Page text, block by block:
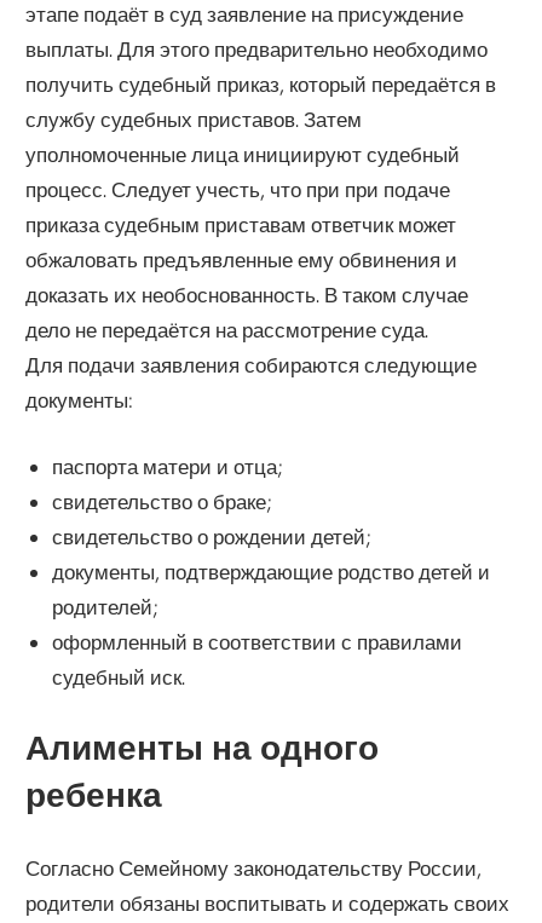
этапе подаёт в суд заявление на присуждение
выплаты. Для этого предварительно необходимо
получить судебный приказ, который передаётся в
службу судебных приставов. Затем
уполномоченные лица инициируют судебный
процесс. Следует учесть, что при при подаче
приказа судебным приставам ответчик может
обжаловать предъявленные ему обвинения и
доказать их необоснованность. В таком случае
дело не передаётся на рассмотрение суда.
Для подачи заявления собираются следующие
документы:
паспорта матери и отца;
свидетельство о браке;
свидетельство о рождении детей;
документы, подтверждающие родство детей и
родителей;
оформленный в соответствии с правилами
судебный иск.
Алименты на одного
ребенка
Согласно Семейному законодательству России,
родители обязаны воспитывать и содержать своих